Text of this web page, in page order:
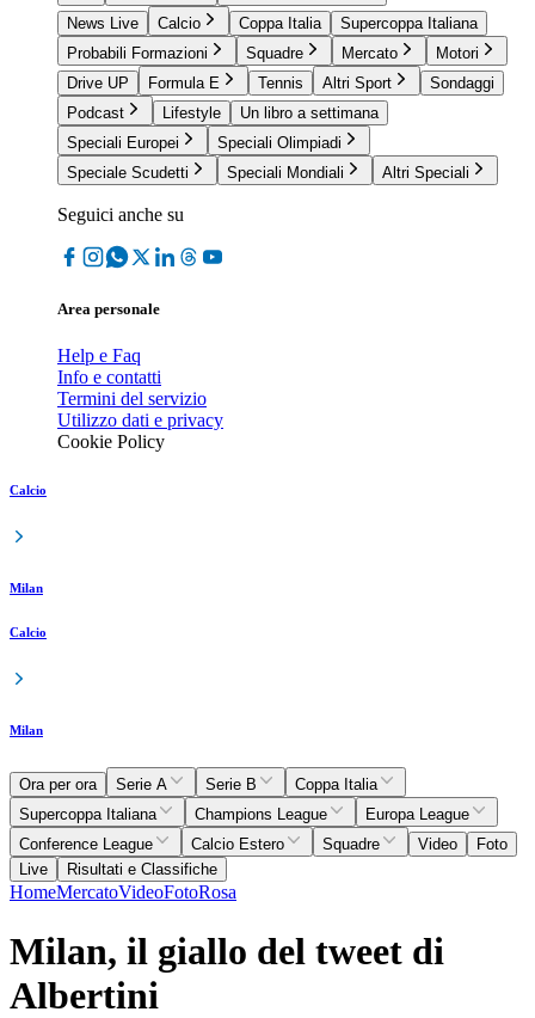
News Live
Calcio Coppa Italia
Supercoppa Italiana
Probabili Formazioni
Squadre Mercato
Motori
Drive UP
Formula E Tennis Altri Sport
Sondaggi
Podcast
Lifestyle
Un libro a settimana
Speciali Europei
Speciali Olimpiadi
Speciale Scudetti
Speciali Mondiali Altri Speciali
Seguici anche su
Area personale
Help e Faq
Info e contatti
Termini del servizio
Utilizzo dati e privacy
Cookie Policy
Calcio
Milan
Calcio
Milan
Ora per ora Serie A Serie B
Coppa Italia
Supercoppa Italiana
Champions League
Europa League
Conference League
Calcio Estero Squadre Video
Foto
Live
Risultati e Classifiche
HomeMercatoVideoFotoRosa
Milan, il giallo del tweet di
Albertini